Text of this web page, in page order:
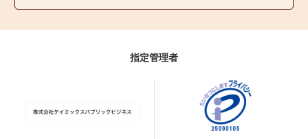
指定管理者